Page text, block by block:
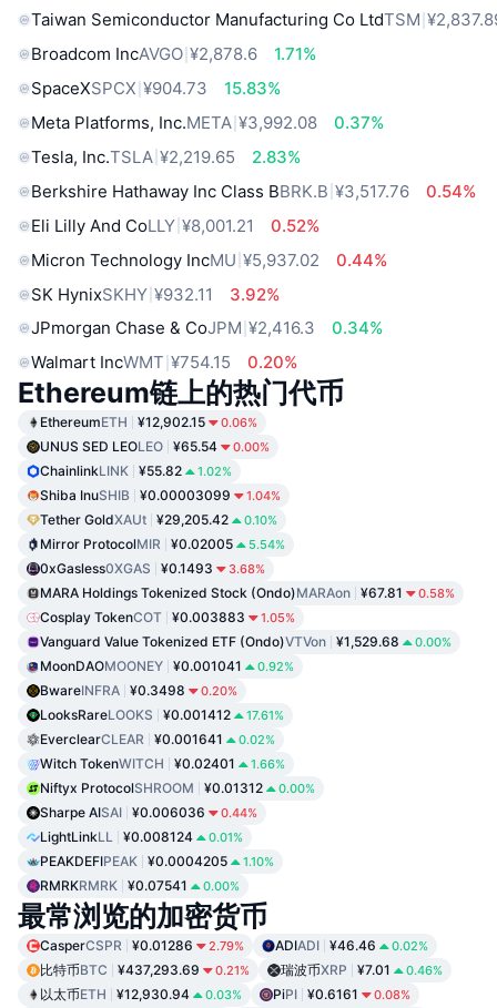
Taiwan Semiconductor Manufacturing Co LtdTSM
Broadcom IncAVGO ¥2,878.6
1.71%
SpaceXSPCX ¥904.73
15.83%
Meta Platforms, Inc.META ¥3,992.08
0.37%
Tesla, Inc.TSLA ¥2,219.65
2.83%
Berkshire Hathaway Inc Class BBRK.B ¥3,517.76
0.54%
Eli Lilly And CoLLY ¥8,001.21
0.52%
Micron Technology IncMU ¥5,937.02
0.44%
SK HynixSKHY ¥932.11
3.92%
JPmorgan Chase & CoJPM ¥2,416.3
0.34%
Walmart IncWMT ¥754.15 0.20%
Ethereum链上的热门代币
EthereumETH ¥12,902.15 0.06%
UNUS SED LEOLEO ¥65.54 0.00%
ChainlinkLINK ¥55.82 1.02%
Shiba InuSHIB ¥0.00003099 1.04%
Tether GoldXAUt ¥29,205.42 0.10%
Mirror ProtocolMIR ¥0.02005 5.54%
0xGasless0XGAS ¥0.1493 3.68%
MARA Holdings Tokenized Stock (Ondo)MARAon ¥67.81 0.58%
Cosplay TokenCOT ¥0.003883 1.05%
Vanguard Value Tokenized ETF (Ondo)VTVon ¥1,529.68 0.00%
MoonDAOMOONEY ¥0.001041 0.92%
BwareINFRA ¥0.3498 0.20%
LooksRareLOOKS ¥0.001412 17.61%
EverclearCLEAR ¥0.001641 0.02%
Witch TokenWITCH ¥0.02401 1.66%
Niftyx ProtocolSHROOM ¥0.01312 0.00%
Sharpe AISAI ¥0.006036 0.44%
LightLinkLL ¥0.008124 0.01%
PEAKDEFIPEAK ¥0.0004205 1.10%
RMRKRMRK ¥0.07541 0.00%
最常浏览的加密货币
CasperCSPR ¥0.01286 2.79% ADIADI ¥46.46 0.02%
比特币BTC ¥437,293.69 0.21% 瑞波币XRP ¥7.01 0.46%
以太币ETH ¥12,930.94 0.03% PiPI ¥0.6161 0.08%